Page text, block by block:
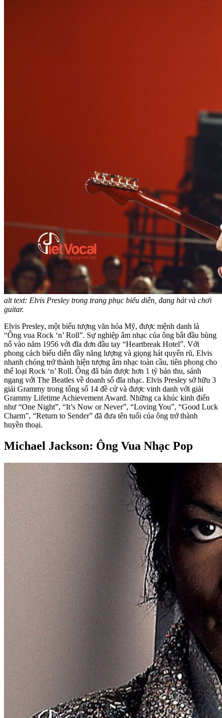
alt text: Elvis Presley trong trang phục biểu diễn, đang hát và chơi
guitar.
Elvis Presley, một biểu tượng văn hóa Mỹ, được mệnh danh là
“Ông vua Rock ‘n’ Roll”. Sự nghiệp âm nhạc của ông bắt đầu bùng
nổ vào năm 1956 với đĩa đơn đầu tay “Heartbreak Hotel”. Với
phong cách biểu diễn đầy năng lượng và giọng hát quyến rũ, Elvis
nhanh chóng trở thành hiện tượng âm nhạc toàn cầu, tiên phong cho
thể loại Rock ‘n’ Roll. Ông đã bán được hơn 1 tỷ bản thu, sánh
ngang với The Beatles về doanh số đĩa nhạc. Elvis Presley sở hữu 3
giải Grammy trong tổng số 14 đề cử và được vinh danh với giải
Grammy Lifetime Achievement Award. Những ca khúc kinh điển
như “One Night”, “It’s Now or Never”, “Loving You”, “Good Luck
Charm”, “Return to Sender” đã đưa tên tuổi của ông trở thành
huyền thoại.
Michael Jackson: Ông Vua Nhạc Pop